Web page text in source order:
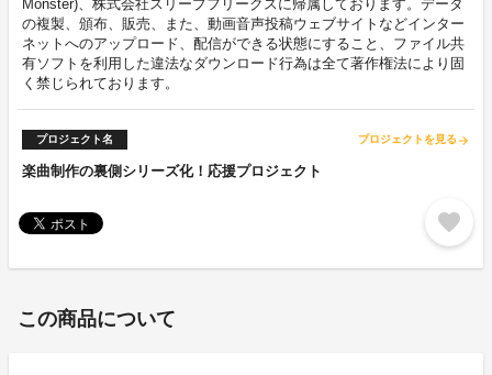
Monster)、株式会社スリープフリークスに帰属しております。データ
の複製、頒布、販売、また、動画音声投稿ウェブサイトなどインター
ネットへのアップロード、配信ができる状態にすること、ファイル共
有ソフトを利用した違法なダウンロード行為は全て著作権法により固
く禁じられております。
プロジェクト名 プロジェクトを見る arrow_forward
楽曲制作の裏側シリーズ化！応援プロジェクト
favorite
この商品について